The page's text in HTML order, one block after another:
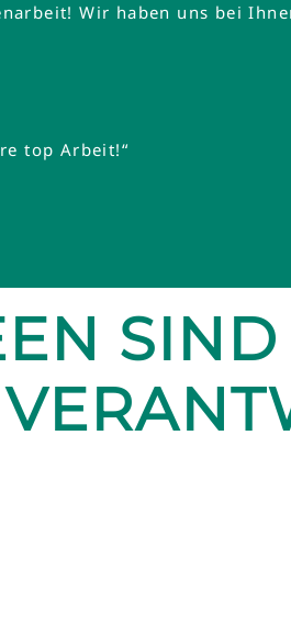
Wir haben uns bei
top Arbeit!“
SIND